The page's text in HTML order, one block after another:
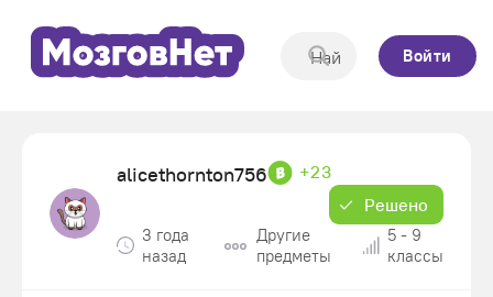
Войти
alicethornton756
+23
Решено
3 года
назад
Другие
предметы
5 - 9
классы